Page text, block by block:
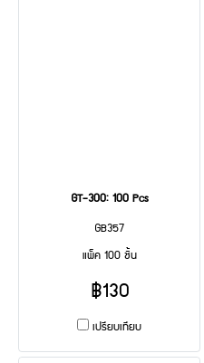
GT-300: 100 Pcs
GB357
แพ็ค 100 ชิ้น
฿130
เปรียบเทียบ